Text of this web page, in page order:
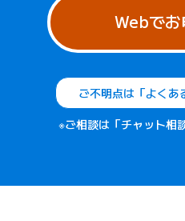
Webで
ご不明点は「よくあ
※ご相談は「チャット相